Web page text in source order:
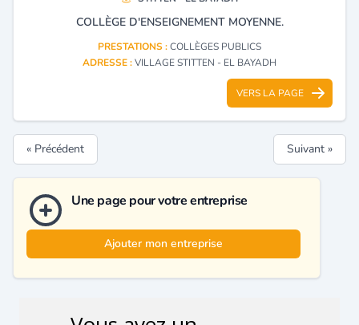
COLLÈGE D'ENSEIGNEMENT MOYENNE.
PRESTATIONS :COLLÈGES PUBLICS
ADRESSE :VILLAGE STITTEN - EL BAYADH
VERS LA PAGE
« Précédent Suivant »
Une page pour votre entreprise
Ajouter mon entreprise